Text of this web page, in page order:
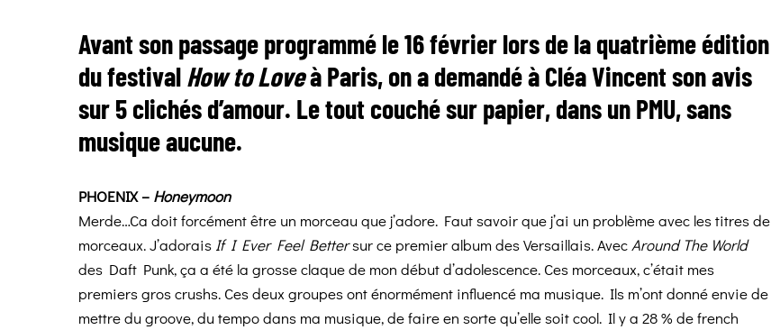
Avant son passage programmé le 16 février lors de la quatrième édition
du festivalHow to Loveà Paris, on a demandé à Cléa Vincent son avis
sur 5 clichés d’amour. Le tout couché sur papier, dans un PMU, sans
musique aucune.
PHOENIX – Honeymoon
Merde…Ca doit forcément être un morceau que j’adore. Faut savoir que j’ai un problème avec les titres de
morceaux. J’adorais If I Ever Feel Bettersur ce premier album des Versaillais. AvecAround The World
des Daft Punk, ça a été la grosse claque de mon début d’adolescence. Ces morceaux, c’était mes
premiers gros crushs. Ces deux groupes ont énormément influencé ma musique. Ils m’ont donné envie de
mettre du groove, du tempo dans ma musique, de faire en sorte qu’elle soit cool. Il y a 28 % de french